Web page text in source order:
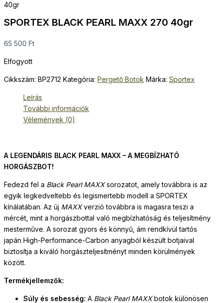
40gr
SPORTEX BLACK PEARL MAXX 270 40gr
65 500 Ft
Elfogyott
Cikkszám: BP2712 Kategória: Pergető Botok Márka: Sportex
Leírás
További információk
Vélemények (0)
A LEGENDÁRIS BLACK PEARL MAXX – A MEGBÍZHATÓ
HORGÁSZBOT!
Fedezd fel a Black Pearl MAXXsorozatot, amely továbbra is az
egyik legkedveltebb és legismertebb modell a SPORTEX
kínálatában. Az új MAXXverzió továbbra is magasra teszi a
mércét, mint a horgászbottal való megbízhatóság és teljesítmény
mesterműve. A sorozat gyors és könnyű, ám rendkívül tartós
japán High-Performance-Carbon anyagból készült botjaival
biztosítja a kiváló horgászteljesítményt minden körülmények
között.
Termékjellemzők:
Súly és sebesség: A Black Pearl MAXXbotok különösen